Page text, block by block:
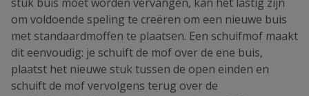
om voldoende speling te creëren om een nieuwe buis
met standaardmoffen te plaatsen. Een schuifmof maakt
dit eenvoudig: je schuift de mof over de ene buis,
plaatst het nieuwe stuk tussen de open einden en
schuift de mof vervolgens terug over de